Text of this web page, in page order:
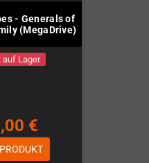
- Generals of
(MegaDrive)
auf Lager
€